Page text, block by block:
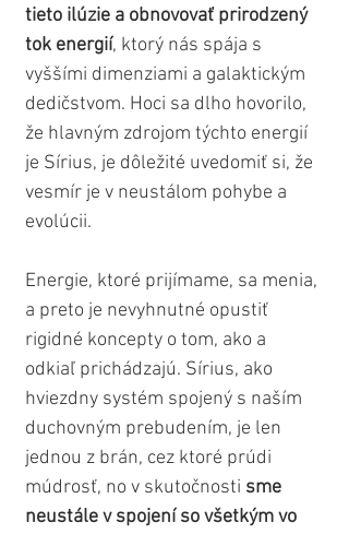
tieto ilúzie a obnovovať prirodzený
tok energií, ktorý nás spája s
vyššími dimenziami a galaktickým
dedičstvom. Hoci sa dlho hovorilo,
že hlavným zdrojom týchto energií
je Sírius, je dôležité uvedomiť si, že
vesmír je v neustálom pohybe a
evolúcii.
Energie, ktoré prijímame, sa menia,
a preto je nevyhnutné opustiť
rigidné koncepty o tom, ako a
odkiaľ prichádzajú. Sírius, ako
hviezdny systém spojený s naším
duchovným prebudením, je len
jednou z brán, cez ktoré prúdi
múdrosť, no v skutočnosti sme
neustále v spojení so všetkým vo